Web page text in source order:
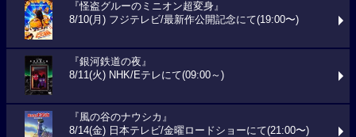
『怪盗グルーのミニオン超変身』
8/10(月) フジテレビ/最新作公開記念にて(19:00〜)
『銀河鉄道の夜』
8/11(火) NHK/Eテレにて(09:00～)
『風の谷のナウシカ』
8/14(金) 日本テレビ/金曜ロードショーにて(21:00〜)